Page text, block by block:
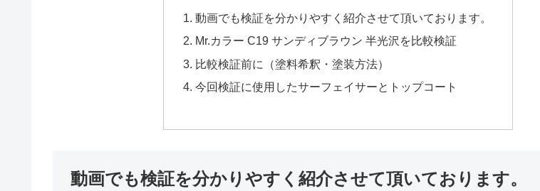
動画でも検証を分かりやすく紹介させて頂いております。
Mr.カラー C19 サンディブラウン 半光沢を比較検証
比較検証前に（塗料希釈・塗装方法）
今回検証に使用したサーフェイサーとトップコート
動画でも検証を分かりやすく紹介させて頂いております。